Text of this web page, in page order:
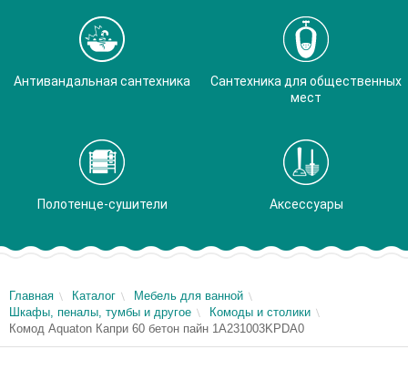
Антивандальная сантехника
Сантехника для общественных
мест
Полотенце-сушители Аксессуары
Главная Каталог
Мебель для ванной
Шкафы, пеналы, тумбы и другое
Комоды и столики
Комод Aquaton Капри 60 бетон пайн 1A231003KPDA0